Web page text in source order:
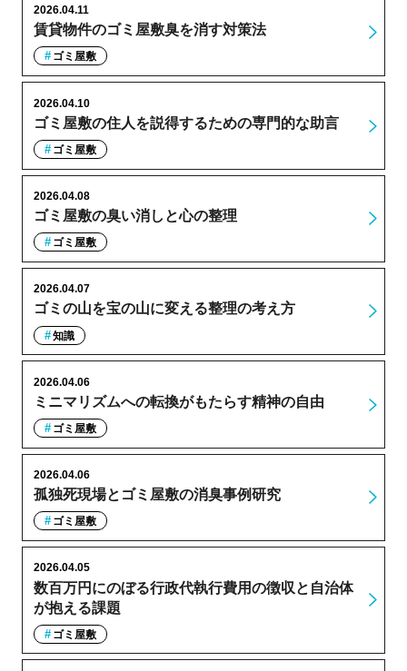
賃貸物件のゴミ屋敷臭を消す対策法
2026.04.11
ゴミ屋敷
ゴミ屋敷の住人を説得するための専門的な助言
2026.04.10
ゴミ屋敷
ゴミ屋敷の臭い消しと心の整理
2026.04.08
ゴミ屋敷
ゴミの山を宝の山に変える整理の考え方
2026.04.07
知識
ミニマリズムへの転換がもたらす精神の自由
2026.04.06
ゴミ屋敷
孤独死現場とゴミ屋敷の消臭事例研究
2026.04.06
ゴミ屋敷
数百万円にのぼる行政代執行費用の徴収と自治体
が抱える課題
2026.04.05
ゴミ屋敷